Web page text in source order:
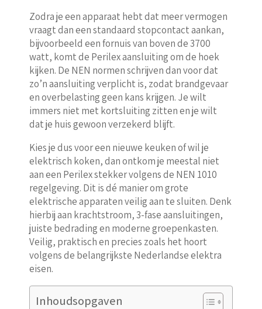
Zodra je een apparaat hebt dat meer vermogen
vraagt dan een standaard stopcontact aankan,
bijvoorbeeld een fornuis van boven de 3700
watt, komt de Perilex aansluiting om de hoek
kijken. De NEN normen schrijven dan voor dat
zo’n aansluiting verplicht is, zodat brandgevaar
en overbelasting geen kans krijgen. Je wilt
immers niet met kortsluiting zitten en je wilt
dat je huis gewoon verzekerd blijft.
Kies je dus voor een nieuwe keuken of wil je
elektrisch koken, dan ontkom je meestal niet
aan een Perilex stekker volgens de NEN 1010
regelgeving. Dit is dé manier om grote
elektrische apparaten veilig aan te sluiten. Denk
hierbij aan krachtstroom, 3-fase aansluitingen,
juiste bedrading en moderne groepenkasten.
Veilig, praktisch en precies zoals het hoort
volgens de belangrijkste Nederlandse elektra
eisen.
Inhoudsopgaven